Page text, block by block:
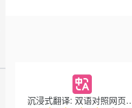
沉浸式翻译: 双语对